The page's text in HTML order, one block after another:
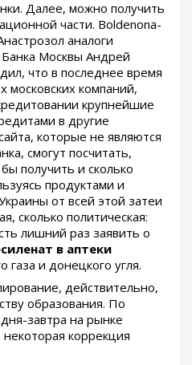
Далее, можно получить
части. Boldenona-
аналоги
Москвы Андрей
что в последнее время
московских компаний,
крупнейшие
в другие
которые не являются
смогут посчитать,
получить и сколько
продуктами и
от всей этой затеи
сколько политическая:
лишний раз заявить о
в аптеки
газа и донецкого угля.
действительно,
образования. По
завтра на рынке
коррекция